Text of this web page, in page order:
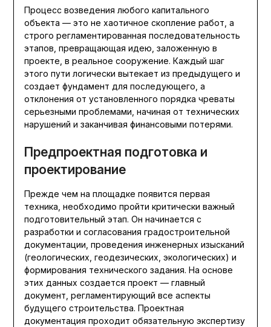
Процесс возведения любого капитального
объекта — это не хаотичное скопление работ, а
строго регламентированная последовательность
этапов, превращающая идею, заложенную в
проекте, в реальное сооружение. Каждый шаг
этого пути логически вытекает из предыдущего и
создает фундамент для последующего, а
отклонения от установленного порядка чреваты
серьезными проблемами, начиная от технических
нарушений и заканчивая финансовыми потерями.
Предпроектная подготовка и
проектирование
Прежде чем на площадке появится первая
техника, необходимо пройти критически важный
подготовительный этап. Он начинается с
разработки и согласования градостроительной
документации, проведения инженерных изысканий
(геологических, геодезических, экологических) и
формирования технического задания. На основе
этих данных создается проект — главный
документ, регламентирующий все аспекты
будущего строительства. Проектная
документация проходит обязательную экспертизу